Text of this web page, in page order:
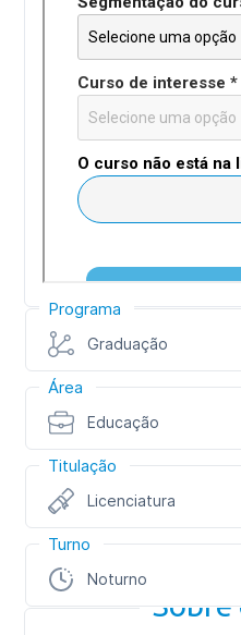
Programa
Graduação
Área
Educação
Titulação
Licenciatura
Turno
Noturno
Sobre